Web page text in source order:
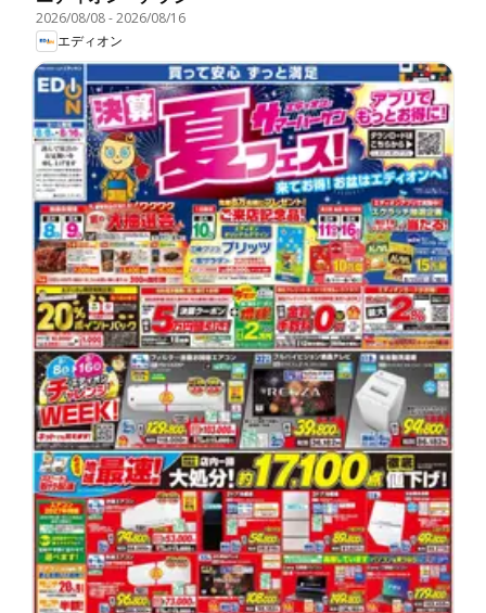
2026/08/08-2026/08/16
エディオン